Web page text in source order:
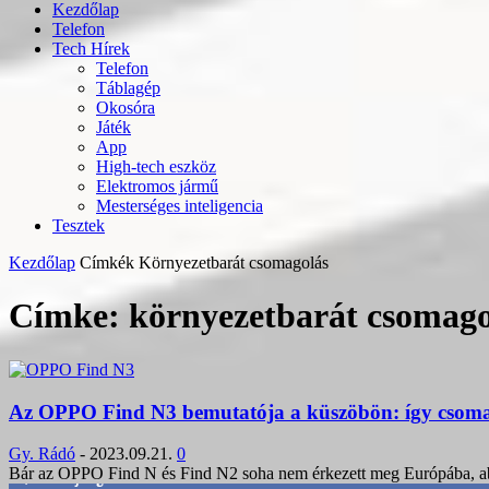
Kezdőlap
Telefon
Tech Hírek
Telefon
Táblagép
Okosóra
Játék
App
High-tech eszköz
Elektromos jármű
Mesterséges inteligencia
Tesztek
Kezdőlap Címkék Környezetbarát csomagolás
Címke: környezetbarát
Az OPPO Find N3 bemutatója a küszöbön: így
Gy. Rádó - 2023.09.21. 0
Bár az OPPO Find N és Find N2 soha nem érkezett meg Európába,
3,452 Rajongók